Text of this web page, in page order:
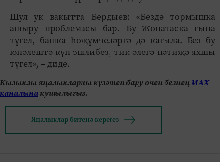
Шул ук вакытта Бердыев: «Бездә тормышка
ашыру проблемасы бар. Бу Жонатаска гына
түгел, башка һөҗүмчеләргә дә кагыла. Без бу
юнәлештә күп эшлибез, тик әлегә нәтиҗә яхшы
түгел», – диде.
Кызыклы яңалыкларны күзәтеп бару өчен безнеңМАХ
каналынакушылыгыз.
Яңалыклар битенә керегез